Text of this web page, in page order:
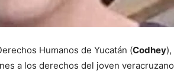
Humanos de Yucatán (Codhey),
a los derechos del joven veracruzano